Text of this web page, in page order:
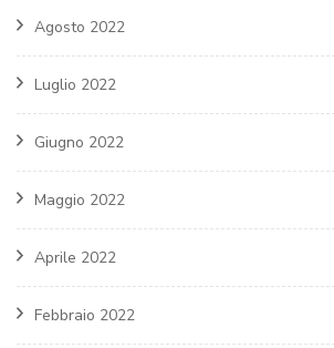
Agosto 2022
Luglio 2022
Giugno 2022
Maggio 2022
Aprile 2022
Febbraio 2022